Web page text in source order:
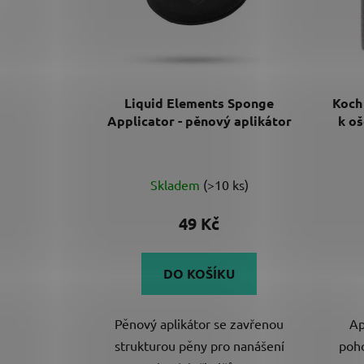
Liquid Elements Sponge
Applicator - pěnový aplikátor
Skladem (>10 ks)
49 Kč
DO KOŠÍKU
Pěnový aplikátor se zavřenou
strukturou pěny pro nanášení
k